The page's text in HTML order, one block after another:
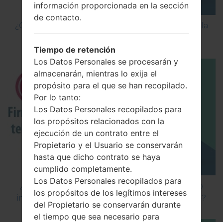
¿Cómo Activar las Opciones de Desarrollador y la
¿Cómo instalar Firmware Oficial en el teléfono
inteligente de LG mediante LG Flash Tool 2014?
información proporcionada en la sección
de contacto.
Tiempo de retención
Los Datos Personales se procesarán y
almacenarán, mientras lo exija el
propósito para el que se han recopilado.
Por lo tanto:
Los Datos Personales recopilados para
los propósitos relacionados con la
ejecución de un contrato entre el
Propietario y el Usuario se conservarán
hasta que dicho contrato se haya
cumplido completamente.
Los Datos Personales recopilados para
los propósitos de los legítimos intereses
del Propietario se conservarán durante
el tiempo que sea necesario para